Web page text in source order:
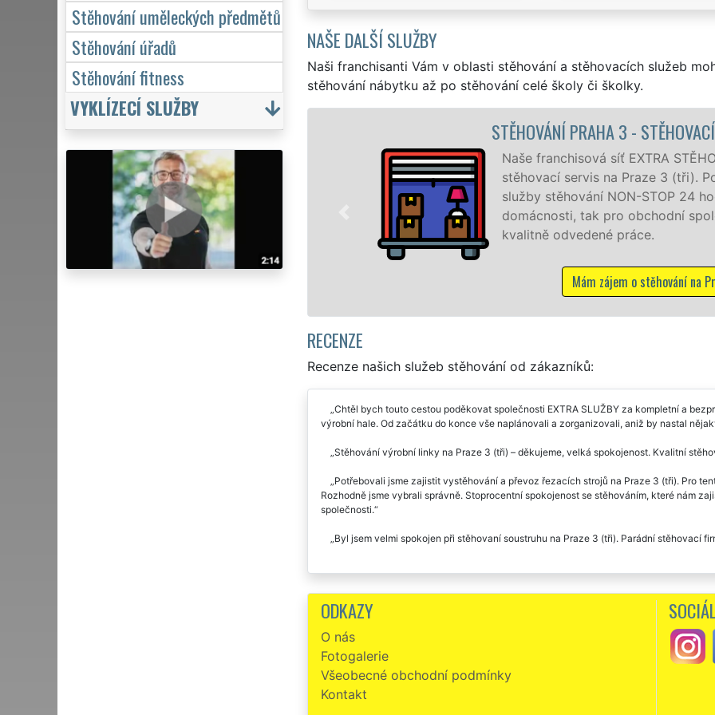
NAŠE DALŠÍ SLUŽBY
Naši franchisanti Vám v oblasti stěhování a stěhovacích služeb
stěhování nábytku až po stěhování celé školy či školky.
STĚHOVÁNÍ PRAHA 3 - STĚHOVACÍ PRÁCE PRAHA 3
Naše franchisová síť EXTRA STĚHOVÁNÍ vám zajišťuje kompletní
stěhovací servis na Praze 3 (tři). Poskytujeme profesionální a kvalitní
služby stěhování NON-STOP 24 hodin denně, 7 dní v týdnu jak pro
domácnosti, tak pro obchodní společnosti, a to levně a se zárukou
kvalitně odvedené práce.
RECENZE
Recenze našich služeb stěhování od zákazníků:
Chtěl bych touto cestou poděkovat společnosti EXTRA SLUŽBY za kompletní a
výrobní hale. Od začátku do konce vše naplánovali a zorganizovali, aniž by nastal
Stěhování výrobní linky na Praze 3 (tři) – děkujeme, velká spokojenost. Kvalitní
Potřebovali jsme zajistit vystěhování a převoz řezacích strojů na Praze 3 (tři). Pro
Rozhodně jsme vybrali správně. Stoprocentní spokojenost se stěhováním, které nám
společnosti.
Byl jsem velmi spokojen při stěhovaní soustruhu na Praze 3 (tři). Parádní stěhovací
ODKAZY
O nás
Fotogalerie
Všeobecné obchodní podmínky
Kontakt
Stěhování uměleckých předmětů
Stěhování úřadů
Stěhování fitness
VYKLÍZECÍ SLUŽBY